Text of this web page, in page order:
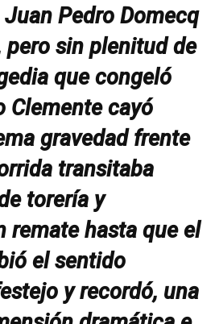
Pedro Domecq
sin plenitud de
que congeló
Clemente cayó
gravedad frente
transitaba
torería y
remate hasta que el
el sentido
y recordó, una